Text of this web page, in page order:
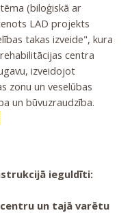
(biloģiskā ar
LAD projekts
takas izveide", kura
centra
izveidojot
zonu un veselūbas
un būvuzraudzība.
ieguldīti:
un tajā varētu